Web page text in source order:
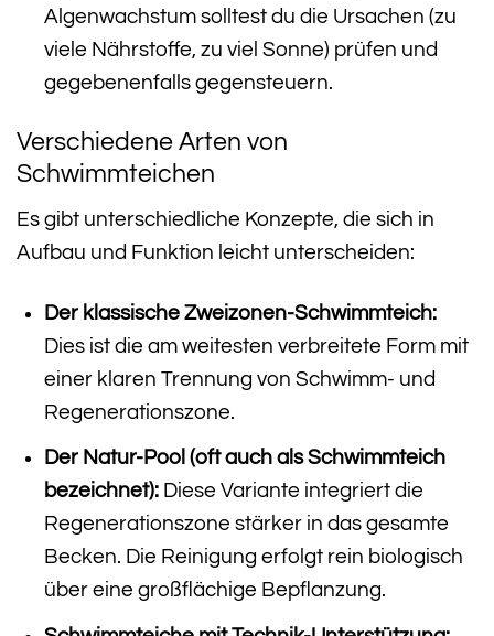
Algenwachstum solltest du die Ursachen (zu
viele Nährstoffe, zu viel Sonne) prüfen und
gegebenenfalls gegensteuern.
Verschiedene Arten von
Schwimmteichen
Es gibt unterschiedliche Konzepte, die sich in
Aufbau und Funktion leicht unterscheiden:
Der klassische Zweizonen-Schwimmteich:
Dies ist die am weitesten verbreitete Form mit
einer klaren Trennung von Schwimm- und
Regenerationszone.
Der Natur-Pool (oft auch als Schwimmteich
bezeichnet):Diese Variante integriert die
Regenerationszone stärker in das gesamte
Becken. Die Reinigung erfolgt rein biologisch
über eine großflächige Bepflanzung.